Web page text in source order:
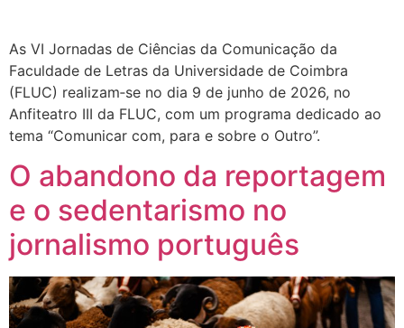
As VI Jornadas de Ciências da Comunicação da
Faculdade de Letras da Universidade de Coimbra
(FLUC) realizam‑se no dia 9 de junho de 2026, no
Anfiteatro III da FLUC, com um programa dedicado ao
tema “Comunicar com, para e sobre o Outro”.
O abandono da reportagem
e o sedentarismo no
jornalismo português